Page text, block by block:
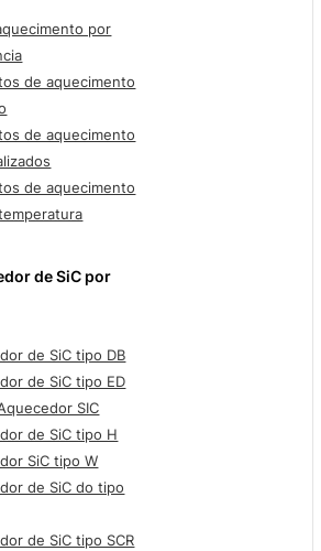
por
de aquecimento
de aquecimento
de aquecimento
de SiC por
de SiC tipo DB
de SiC tipo ED
SIC
de SiC tipo H
SiC tipo W
de SiC do tipo
de SiC tipo SCR